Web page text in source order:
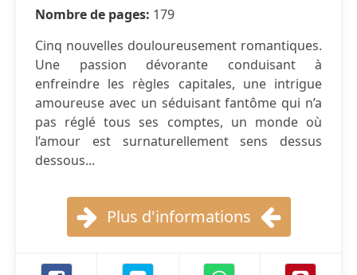
Nombre de pages: 179
Cinq nouvelles douloureusement romantiques.
Une passion dévorante conduisant à
enfreindre les règles capitales, une intrigue
amoureuse avec un séduisant fantôme qui n’a
pas réglé tous ses comptes, un monde où
l’amour est surnaturellement sens dessus
dessous...
Plus d'informations